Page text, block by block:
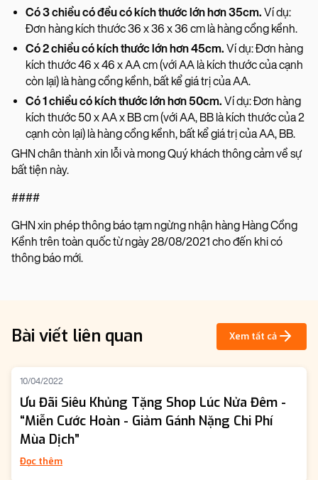
Có 3 chiều có đều có kích thước lớn hơn 35cm. Ví dụ:
Đơn hàng kích thước 36 x 36 x 36 cm là hàng cồng kềnh.
Có 2 chiều có kích thước lớn hơn 45cm. Ví dụ: Đơn hàng
kích thước 46 x 46 x AA cm (với AA là kích thước của cạnh
còn lại) là hàng cồng kềnh, bất kể giá trị của AA.
Có 1 chiều có kích thước lớn hơn 50cm. Ví dụ: Đơn hàng
kích thước 50 x AA x BB cm (với AA, BB là kích thước của 2
cạnh còn lại) là hàng cồng kềnh, bất kể giá trị của AA, BB.
GHN chân thành xin lỗi và mong Quý khách thông cảm về sự
bất tiện này.
####
GHN xin phép thông báo tạm ngừng nhận hàng Hàng Cồng
Kềnh trên toàn quốc từ ngày 28/08/2021 cho đến khi có
thông báo mới.
Bài viết liên quan Xem tất cả
10/04/2022
Ưu Đãi Siêu Khủng Tặng Shop Lúc Nửa Đêm -
“Miễn Cước Hoàn - Giảm Gánh Nặng Chi Phí
Mùa Dịch”
Đọc thêm